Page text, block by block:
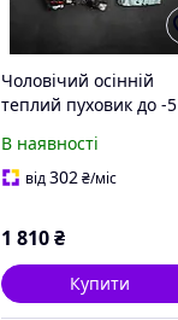
Чоловічий осінній
теплий пуховик до -5
Модна зимова куртка
для хлопця
В наявності
від302 ₴/міс
1 810 ₴
Купити